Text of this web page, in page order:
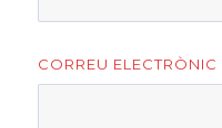
CORREU ELECTRÒNIC